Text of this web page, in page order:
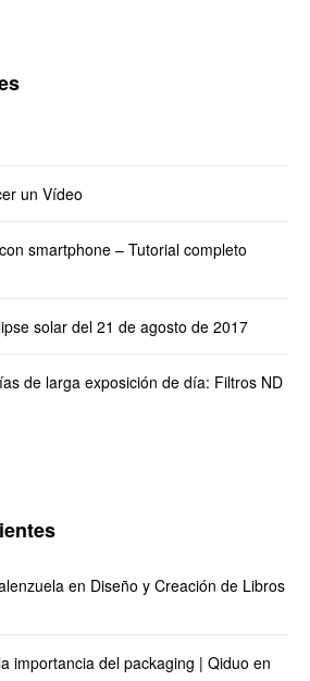
un Vídeo
smartphone – Tutorial completo
solar del 21 de agosto de 2017
de larga exposición de día: Filtros ND
en Diseño y Creación de Libros
importancia del packaging | Qiduo en